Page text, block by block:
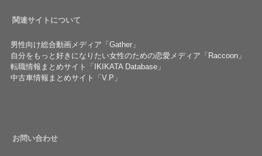
関連サイトについて
男性向け総合動画メディア「Gather」
自分をもっと好きになりたい女性のための恋愛メディア「Raccoon」
転職情報まとめサイト「IKIKATA Database」
中古車情報まとめサイト「V.P」
お問い合わせ